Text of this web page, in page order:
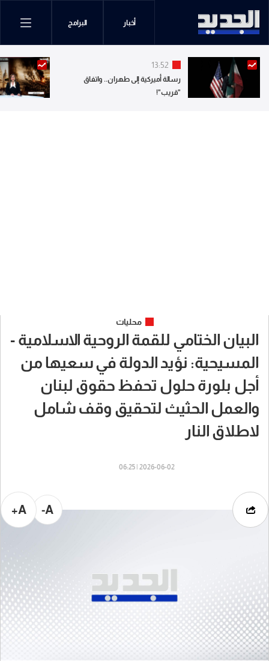
أخبار البرامج
13:52
رسالة أميركية إلى طهران.. واتفاق
"قريب"!
محليات
البيان الختامي للقمة الروحية الاسلامية -
المسيحية: نؤيد الدولة في سعيها من
أجل بلورة حلول تحفظ حقوق لبنان
والعمل الحثيث لتحقيق وقف شامل
لاطلاق النار
2026-06-02 | 06:25
A-
A+